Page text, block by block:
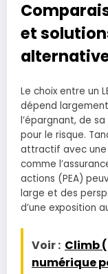
et
Le choix entre un
dépend
l’épargnant, de
pour le risque.
attractif avec une
comme
actions (PEA)
large et des
d’une exposition
Voir : Climb
numérique